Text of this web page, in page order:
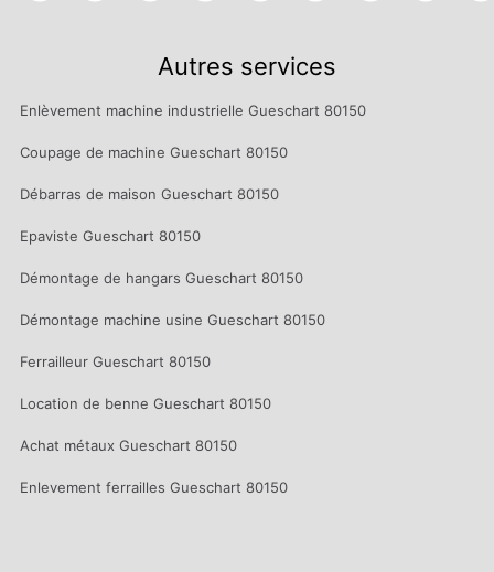
Autres services
Enlèvement machine industrielle Gueschart 80150
Coupage de machine Gueschart 80150
Débarras de maison Gueschart 80150
Epaviste Gueschart 80150
Démontage de hangars Gueschart 80150
Démontage machine usine Gueschart 80150
Ferrailleur Gueschart 80150
Location de benne Gueschart 80150
Achat métaux Gueschart 80150
Enlevement ferrailles Gueschart 80150